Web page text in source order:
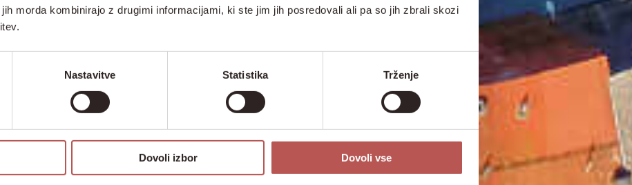
morda kombinirajo z drugimi informacijami, ki ste jim jih posredovali ali pa so jih zbrali skozi
Nastavitve Statistika Trženje
Dovoli izbor Dovoli vse